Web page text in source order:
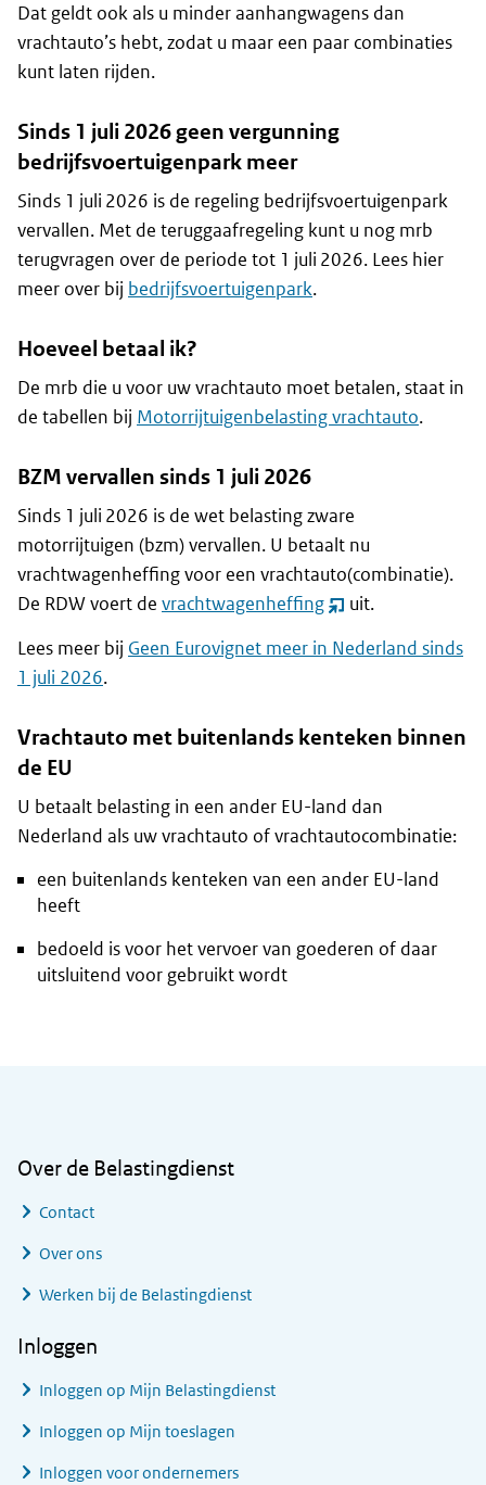
Dat geldt ook als u minder aanhangwagens dan
vrachtauto’s hebt, zodat u maar een paar combinaties
kunt laten rijden.
Sinds 1 juli 2026 geen vergunning
bedrijfsvoertuigenpark meer
Sinds 1 juli 2026 is de regeling bedrijfsvoertuigenpark
vervallen. Met de teruggaafregeling kunt u nog mrb
terugvragen over de periode tot 1 juli 2026. Lees hier
meer over bij bedrijfsvoertuigenpark.
Hoeveel betaal ik?
De mrb die u voor uw vrachtauto moet betalen, staat in
de tabellen bij Motorrijtuigenbelasting vrachtauto.
BZM vervallen sinds 1 juli 2026
Sinds 1 juli 2026 is de wet belasting zware
motorrijtuigen (bzm) vervallen. U betaalt nu
vrachtwagenheffing voor een vrachtauto(combinatie).
De RDW voert de vrachtwagenheffing(opent
nieuw
uit.
Lees meer bij Geen Eurovignet meer in Nederland sinds
1 juli 2026.
Vrachtauto met buitenlands kenteken binnen
de EU
U betaalt belasting in een ander EU-land dan
Nederland als uw vrachtauto of vrachtautocombinatie:
een buitenlands kenteken van een ander EU-land
heeft
bedoeld is voor het vervoer van goederen of daar
uitsluitend voor gebruikt wordt
Over de Belastingdienst
Contact
Over ons
Werken bij de Belastingdienst
Inloggen
Inloggen op Mijn Belastingdienst
Inloggen op Mijn toeslagen
Inloggen voor ondernemers